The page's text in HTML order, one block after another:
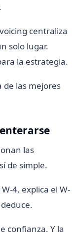
centraliza
solo lugar.
la estrategia.
de las mejores
las
de simple.
4, explica el W-
confianza. Y la